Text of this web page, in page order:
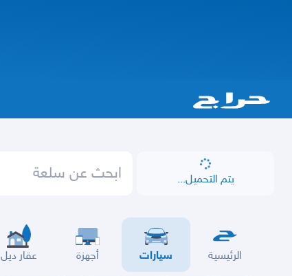
يتم التحميل...
الرئيسية سيارات أجهزة عقار ديل